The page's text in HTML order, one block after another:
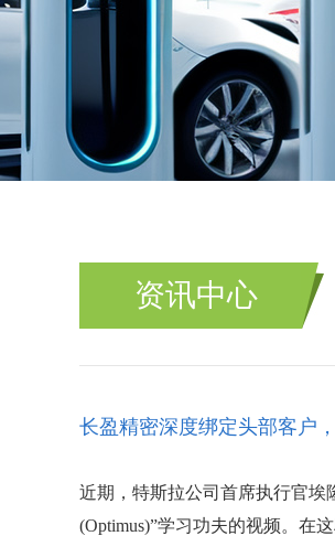
资讯中心
长盈精密深度绑定头部客户
近期，特斯拉公司首席执行官埃
(Optimus)”学习功夫的视频。在